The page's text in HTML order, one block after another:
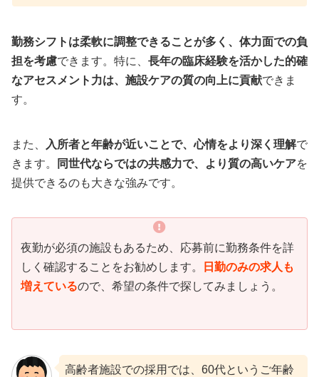
勤務シフトは柔軟に調整できることが多く、体力面での負
担を考慮できます。特に、 長年の臨床経験を活かした的確
なアセスメント力は、施設ケアの質の向上に貢献できま
す。
また、 入所者と年齢が近いことで、心情をより深く理解で
きます。
同世代ならではの共感力で、より質の高いケアを
提供できるのも大きな強みです。
夜勤が必須の施設もあるため、応募前に勤務条件を詳
しく確認することをお勧めします。
日勤のみの求人も
増えているので、希望の条件で探してみましょう。
高齢者施設での採用では、60代というご年齢